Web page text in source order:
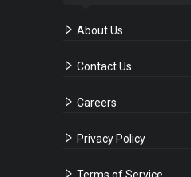
About Us
Contact Us
Careers
Privacy Policy